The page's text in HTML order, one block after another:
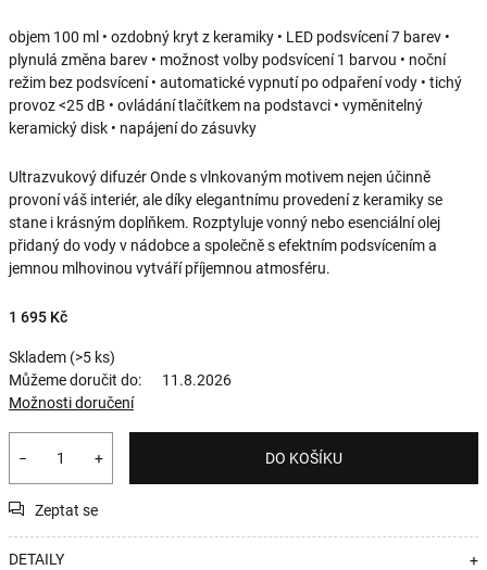
objem 100 ml • ozdobný kryt z keramiky • LED podsvícení 7 barev •
plynulá změna barev • možnost volby podsvícení 1 barvou • noční
režim bez podsvícení • automatické vypnutí po odpaření vody • tichý
provoz <25 dB • ovládání tlačítkem na podstavci • vyměnitelný
keramický disk • napájení do zásuvky
Ultrazvukový difuzér Onde s vlnkovaným motivem nejen účinně
provoní váš interiér, ale díky elegantnímu provedení z keramiky se
stane i krásným doplňkem. Rozptyluje vonný nebo esenciální olej
přidaný do vody v nádobce a společně s efektním podsvícením a
jemnou mlhovinou vytváří příjemnou atmosféru.
1 695 Kč
Skladem (>5 ks)
Můžeme doručit do:
11.8.2026
Možnosti doručení
+
− DO KOŠÍKU
Zeptat se
DETAILY +